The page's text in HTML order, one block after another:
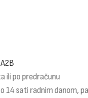
A2B
ili po predračunu
14 sati radnim danom,